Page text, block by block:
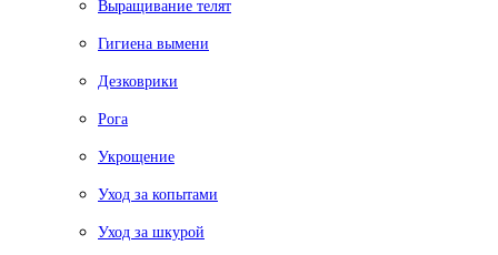
Выращивание телят
Гигиена вымени
Дезковрики
Рога
Укрощение
Уход за копытами
Уход за шкурой